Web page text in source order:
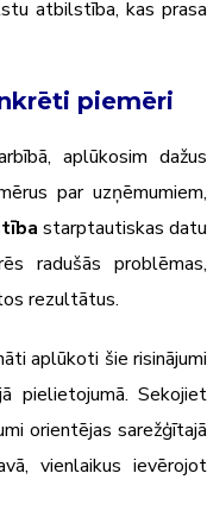
atbilstība, kas prasa
piemēri
aplūkosim dažus
par uzņēmumiem,
starptautiskas datu
radušās problēmas,
rezultātus.
aplūkoti šie risinājumi
pielietojumā. Sekojiet
orientējas sarežģītajā
vienlaikus ievērojot